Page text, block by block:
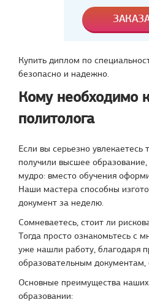
Купить диплом по
безопасно и надежно.
Кому необходимо
политолога
Если вы серьезно увлекаетесь
получили высшее образование,
мудро: вместо обучения
Наши мастера способны
документ за неделю.
Сомневаетесь, стоит ли
Тогда просто ознакомьтесь с
уже нашли работу, благодаря
образовательным
Основные преимущества
образовании: